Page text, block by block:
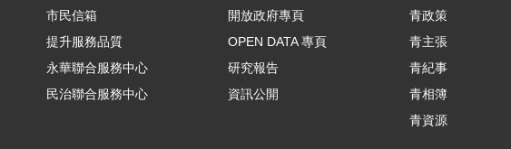
市民信箱
提升服務品質
永華聯合服務中心
民治聯合服務中心
開放政府專頁
OPEN DATA 專頁
研究報告
資訊公開
青政策
青主張
青紀事
青相簿
青資源